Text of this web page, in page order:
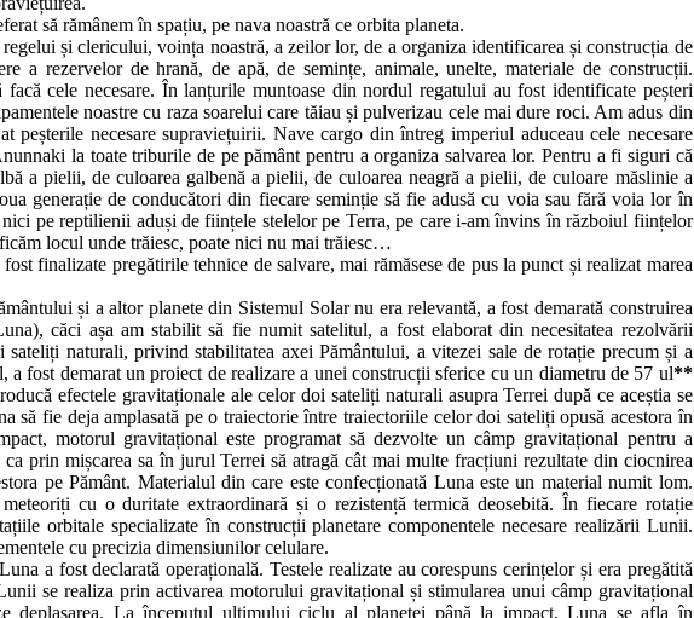
să rămânem în spațiu, pe nava noastră ce orbita planeta.
și clericului, voința noastră, a zeilor lor, de a organiza identificarea și construcția de
a rezervelor de hrană, de apă, de semințe, animale, unelte, materiale de construcții.
cele necesare. În lanțurile muntoase din nordul regatului au fost identificate peșteri
noastre cu raza soarelui care tăiau și pulverizau cele mai dure roci. Am adus din
peșterile necesare supraviețuirii. Nave cargo din întreg imperiul aduceau cele necesare
la toate triburile de pe pământ pentru a organiza salvarea lor. Pentru a fi siguri că
a pielii, de culoarea galbenă a pielii, de culoarea neagră a pielii, de culoare măslinie a
generație de conducători din fiecare seminție să fie adusă cu voia sau fără voia lor în
pe reptilienii aduși de ființele stelelor pe Terra, pe care i-am învins în războiul ființelor
locul unde trăiesc, poate nici nu mai trăiesc…
finalizate pregătirile tehnice de salvare, mai rămăsese de pus la punct și realizat marea
și a altor planete din Sistemul Solar nu era relevantă, a fost demarată construirea
căci așa am stabilit să fie numit satelitul, a fost elaborat din necesitatea rezolvării
naturali, privind stabilitatea axei Pământului, a vitezei sale de rotație precum și a
fost demarat un proiect de realizare a unei construcții sferice cu un diametru de 57 ul**
efectele gravitaționale ale celor doi sateliți naturali asupra Terrei după ce aceștia se
fie deja amplasată pe o traiectorie între traiectoriile celor doi sateliți opusă acestora în
motorul gravitațional este programat să dezvolte un câmp gravitațional pentru a
prin mișcarea sa în jurul Terrei să atragă cât mai multe fracțiuni rezultate din ciocnirea
pe Pământ. Materialul din care este confecționată Luna este un material numit lom.
cu o duritate extraordinară și o rezistență termică deosebită. În fiecare rotație
orbitale specializate în construcții planetare componentele necesare realizării Lunii.
cu precizia dimensiunilor celulare.
a fost declarată operațională. Testele realizate au corespuns cerințelor și era pregătită
se realiza prin activarea motorului gravitațional și stimularea unui câmp gravitațional
deplasarea. La începutul ultimului ciclu al planetei până la impact, Luna se afla în